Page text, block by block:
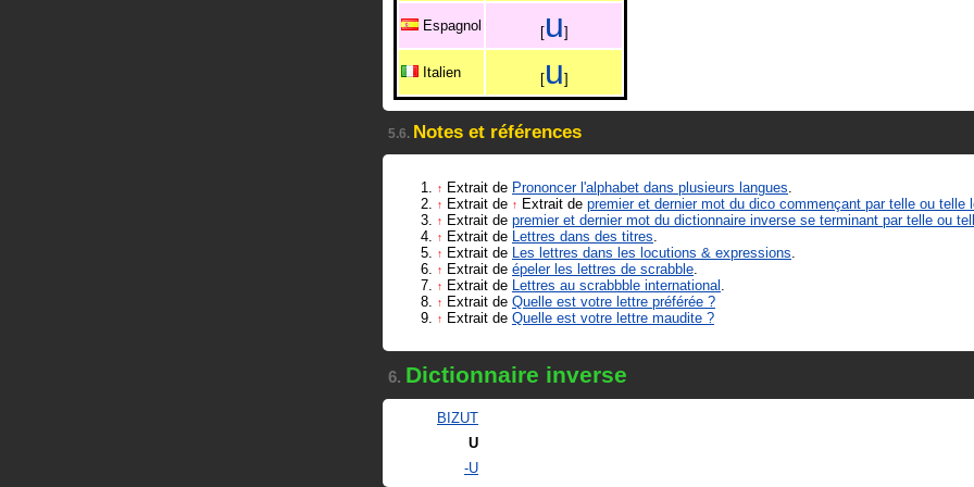
Espagnol [u]
Italien [u]
5.6. Notes et références
↑ Extrait de Prononcer l'alphabet dans plusieurs langues
↑ Extrait de ↑ Extrait de premier et dernier mot du dico commençant par telle ou telle
↑ Extrait de premier et dernier mot du dictionnaire inverse se terminant par telle ou
↑ Extrait de Lettres dans des titres
↑ Extrait de Les lettres dans les locutions & expressions
↑ Extrait de épeler les lettres de scrabble
↑ Extrait de Lettres au scrabbble international
↑ Extrait de Quelle est votre lettre préférée ?
↑ Extrait de Quelle est votre lettre maudite ?
6. Dictionnaire inverse
BIZUT
U
-U